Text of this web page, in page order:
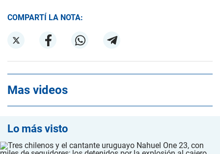
COMPARTÍ LA NOTA:
Mas videos
Lo más visto